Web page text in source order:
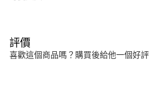
評價
喜歡這個商品嗎？購買後給他一個好